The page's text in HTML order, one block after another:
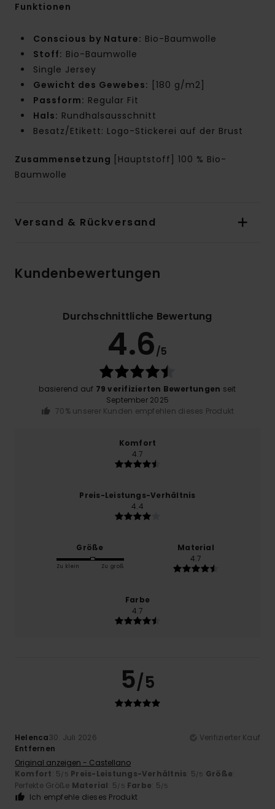
Funktionen
Conscious by Nature: Bio-Baumwolle
Stoff: Bio-Baumwolle
Single Jersey
Gewicht des Gewebes: [180 g/m2]
Passform: Regular Fit
Hals: Rundhalsausschnitt
Besatz/Etikett: Logo-Stickerei auf der Brust
Zusammensetzung
[Hauptstoff] 100 % Bio-
Baumwolle
Versand & Rückversand
Kundenbewertungen
Durchschnittliche Bewertung
4.6/5
basierend auf 79 verifizierten Bewertungen seit
September 2025
70% unserer Kunden empfehlen dieses Produkt
Komfort
4.7
Preis-Leistungs-Verhältnis
4.4
Größe
Zu klein Zu groß
Material
4.7
Farbe
4.7
5/5
Helenca30. Juli 2026
Verifizierter Kauf
Entfernen
Original anzeigen - Castellano
Komfort: 5/5 Preis-Leistungs-Verhältnis: 5/5 Größe:
Perfekte Größe Material: 5/5 Farbe: 5/5
Ich empfehle dieses Produkt